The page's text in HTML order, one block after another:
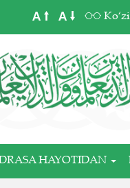
A A
HAYOTIDAN